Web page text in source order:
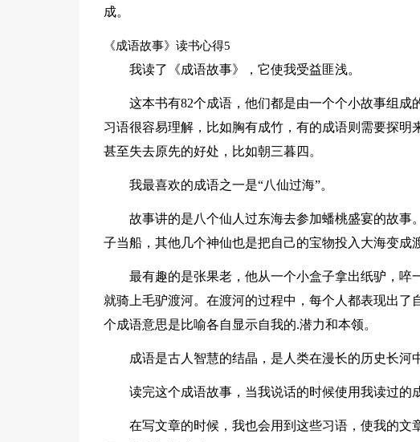
成。
《成语故事》读书心得5
我读了《成语故事》，它使我受益匪浅。
这本书有82个成语，他们都是由一个个小故事组
习语很容易理解，比如胸有成竹，有的成语则需要探
甚至失去原先的好处，比如朝三暮四。
我最喜欢的成语之一是“八仙过海”。
故事讲的是八个仙人过东海去参加蟠桃盛宴的故
子当船，其他几个神仙也是把自己的宝物投入大海变成
最有趣的是张果老，他从一个小盒子拿出纸驴，
就骑上毛驴渡河。在渡河的过程中，每个人都表现出
个成语意思是比喻各自显示自我的.潜力和本领。
成语是古人智慧的结晶，是人类在漫长的历史长河
读完这个成语故事，当我说话的时候使用我读过的
在写文章的时候，我也会用到这些习语，使我的文